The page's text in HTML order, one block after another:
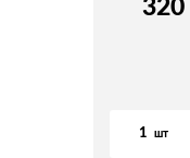
320
1 шт